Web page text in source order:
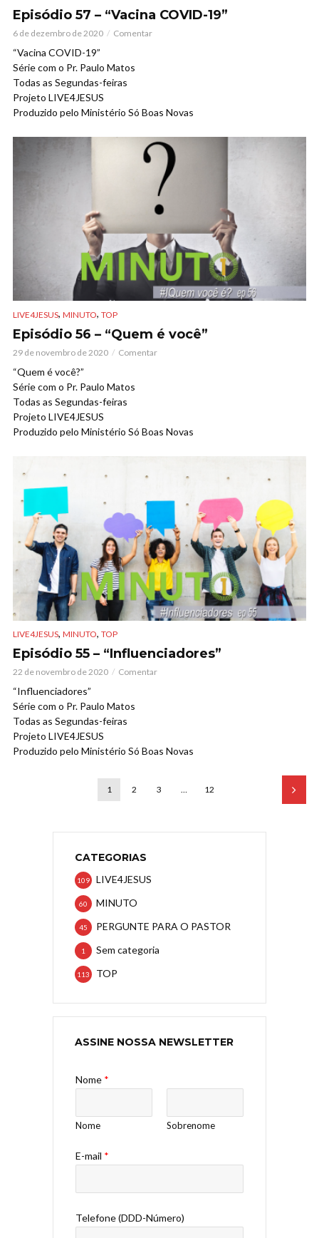
Episódio 57 – “Vacina COVID-19”
6 de dezembro de 2020 Comentar
“Vacina COVID-19”
Série com o Pr. Paulo Matos
Todas as Segundas-feiras
Projeto LIVE4JESUS
Produzido pelo Ministério Só Boas Novas
LIVE4JESUS, MINUTO, TOP
Episódio 56 – “Quem é você”
29 de novembro de 2020 Comentar
“Quem é você?”
Série com o Pr. Paulo Matos
Todas as Segundas-feiras
Projeto LIVE4JESUS
Produzido pelo Ministério Só Boas Novas
LIVE4JESUS, MINUTO, TOP
Episódio 55 – “Influenciadores”
22 de novembro de 2020 Comentar
“Influenciadores”
Série com o Pr. Paulo Matos
Todas as Segundas-feiras
Projeto LIVE4JESUS
Produzido pelo Ministério Só Boas Novas
1 2 3 … 12
CATEGORIAS
LIVE4JESUS
109
MINUTO
60
PERGUNTE PARA O PASTOR
45
Sem categoria
1
TOP
113
ASSINE NOSSA NEWSLETTER
Nome *
Nome Sobrenome
E-mail *
Telefone (DDD-Número)